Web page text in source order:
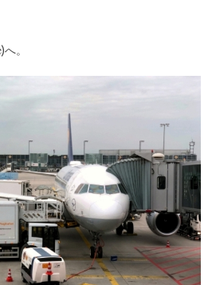
)へ。